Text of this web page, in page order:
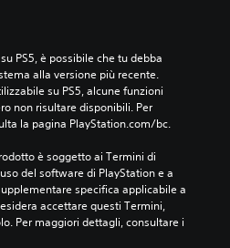
PS5, è possibile che tu debba
alla versione più recente.
su PS5, alcune funzioni
non risultare disponibili. Per
la pagina PlayStation.com/bc.
è soggetto ai Termini di
del software di PlayStation e a
specifica applicabile a
accettare questi Termini,
Per maggiori dettagli, consultare i